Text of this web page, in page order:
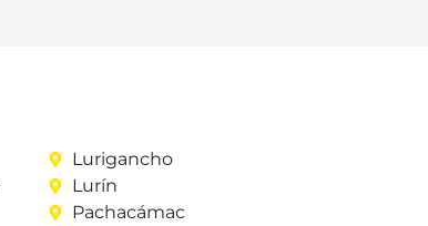
Lurigancho
Lurín
Pachacámac